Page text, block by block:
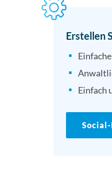
Erstellen
Einfach